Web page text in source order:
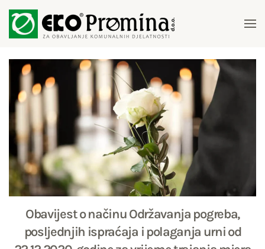
Skip to main content
Obavijest o načinu Održavanja pogreba,
posljednjih ispraćaja i polaganja urni od